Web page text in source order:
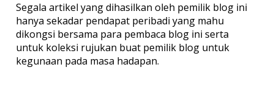
Segala artikel yang dihasilkan oleh pemilik blog ini
hanya sekadar pendapat peribadi yang mahu
dikongsi bersama para pembaca blog ini serta
untuk koleksi rujukan buat pemilik blog untuk
kegunaan pada masa hadapan.